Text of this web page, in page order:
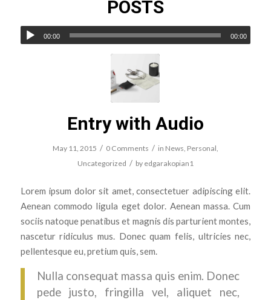
POSTS
00:00 00:00
Entry with Audio
May 11, 2015 / 0 Comments / in News, Personal,
Uncategorized / by edgarakopian1
Lorem ipsum dolor sit amet, consectetuer adipiscing elit.
Aenean commodo ligula eget dolor. Aenean massa. Cum
sociis natoque penatibus et magnis dis parturient montes,
nascetur ridiculus mus. Donec quam felis, ultricies nec,
pellentesque eu, pretium quis, sem.
Nulla consequat massa quis enim. Donec
pede justo, fringilla vel, aliquet nec,